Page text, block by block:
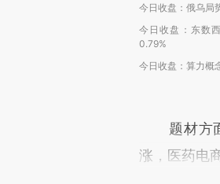
今日收盘：俄乌局
今日收盘：东数
0.79%
今日收盘：算力概
题材方面
涨，医药电